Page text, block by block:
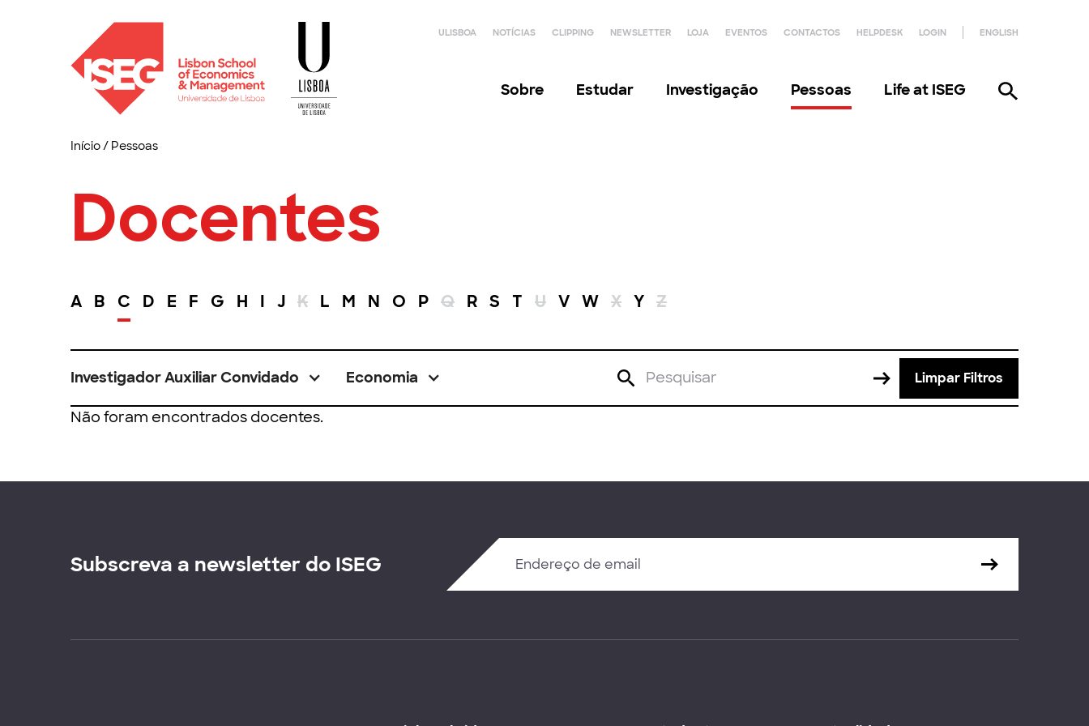
ULISBOA NOTÍCIAS CLIPPING NEWSLETTER LOJA EVENTOS CONTACTOS HELPDESK LOGIN ENGLISH
Sobre Estudar Investigação Pessoas Life at ISEG
Início/ Pessoas
Docentes
A B C D E F G H I J K L M N O P Q R S T U V W X Y Z
Investigador Auxiliar Convidado Economia Limpar Filtros
Não foram encontrados docentes.
Subscreva a newsletter do ISEG